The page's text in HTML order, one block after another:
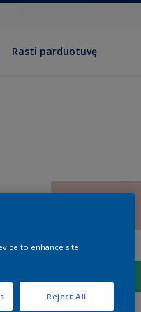
Rasti parduotuvę
Dydis
to enhance site
Reject All